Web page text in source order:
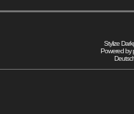
Stylize
Powered by